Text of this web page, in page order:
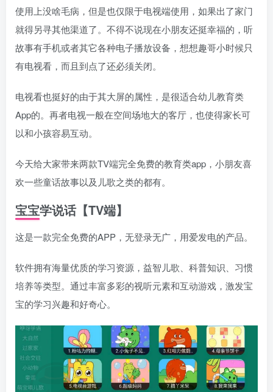
使用上没啥毛病，但是也仅限于电视端使用，如果出了家门
就得另寻其他渠道了。不得不说现在小朋友还挺幸福的，听
故事有手机或者其它各种电子播放设备，想想趣哥小时候只
有电视看，而且到点了还必须关闭。
电视看也挺好的由于其大屏的属性，是很适合幼儿教育类
App的。再者电视一般在空间场地大的客厅，也使得家长可
以和小孩容易互动。
今天给大家带来两款TV端完全免费的教育类app，小朋友喜
欢一些童话故事以及儿歌之类的都有。
宝宝学说话【TV端】
这是一款完全免费的APP，无登录无广，用爱发电的产品。
软件拥有海量优质的学习资源，益智儿歌、科普知识、习惯
培养等类型。通过丰富多彩的视听元素和互动游戏，激发宝
宝的学习兴趣和好奇心。